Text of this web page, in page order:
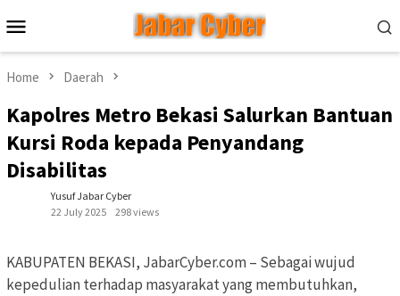
to
contentMenu
Home Daerah
Kapolres Metro Bekasi Salurkan Bantuan
Kursi Roda kepada Penyandang
Disabilitas
Yusuf Jabar Cyber
22 July 2025
298 views
KABUPATEN BEKASI, JabarCyber.com – Sebagai wujud
kepedulian terhadap masyarakat yang membutuhkan,